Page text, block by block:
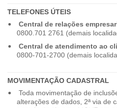
TELEFONES ÚTEIS
Central de relações
0800.701 2761 (demais
Central de atendimento ao
0800-701-2700 (demais
MOVIMENTAÇÃO CADASTRAL
Toda movimentação de
alterações de dados, 2ª via de